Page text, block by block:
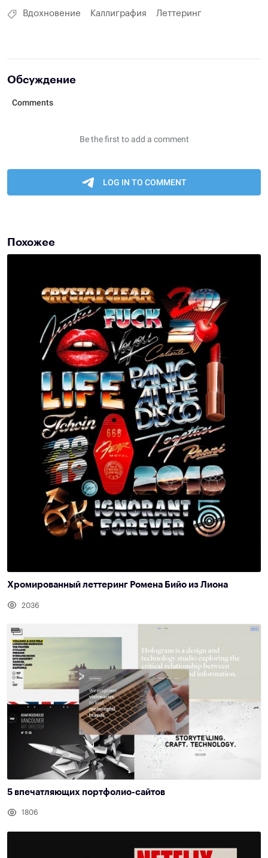
Вдохновение Каллиграфия Леттеринг
Обсуждение
Похожее
Хромированный леттеринг Ромена Бийо из Лиона
2036
5 впечатляющих портфолио-сайтов
1806